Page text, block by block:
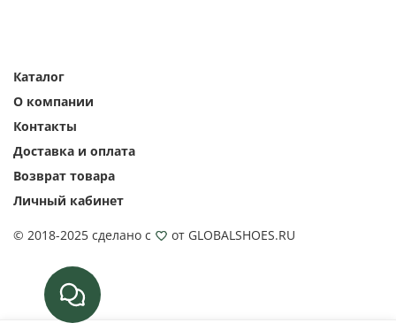
Каталог
О компании
Контакты
Доставка и оплата
Возврат товара
Личный кабинет
© 2018-2025 сделано с от GLOBALSHOES.RU